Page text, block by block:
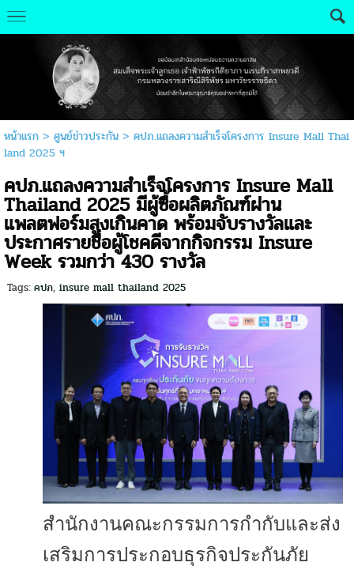
หน้าแรก> ศูนย์ข่าวประกัน> คปภ.แถลงความสำเร็จโครงการ Insure Mall Thai
land 2025 ฯ
คปภ.แถลงความสำเร็จโครงการ Insure Mall
Thailand 2025 มีผู้ซื้อผลิตภัณฑ์ผ่าน
แพลตฟอร์มสูงเกินคาด พร้อมจับรางวัลและ
ประกาศรายชื่อผู้โชคดีจากกิจกรรม Insure
Week รวมกว่า 430 รางวัล
Tags: คปภ, insure mall thailand 2025
สำนักงานคณะกรรมการกำกับและส่ง
เสริมการประกอบธุรกิจประกันภัย